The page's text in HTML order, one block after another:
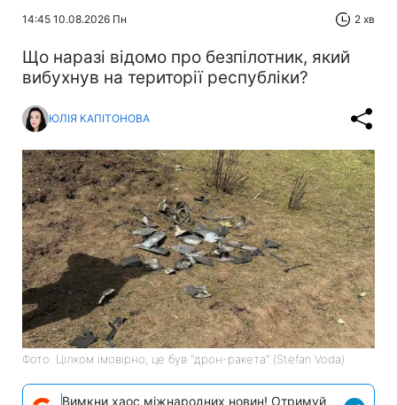
14:45 10.08.2026 Пн 2 хв
Що наразі відомо про безпілотник, який
вибухнув на території республіки?
ЮЛІЯ КАПІТОНОВА
Фото: Цілком імовірно, це був "дрон-ракета" (Stefan Voda)
Вимкни хаос міжнародних новин! Отримуй